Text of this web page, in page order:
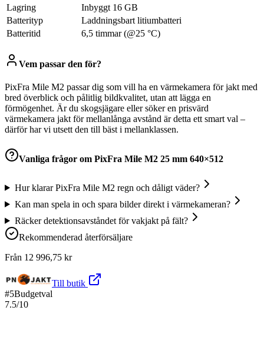
Lagring
Inbyggt 16 GB
Batterityp
Laddningsbart litiumbatteri
Batteritid
6,5 timmar (@25 °C)
Vem passar den för?
PixFra Mile M2 passar dig som vill ha en värmekamera för jakt med
bred överblick och pålitlig bildkvalitet, utan att lägga en
förmögenhet. Är du skogsjägare eller söker en prisvärd
värmekamera jakt för mellanlånga avstånd är detta ett smart val –
därför har vi utsett den till bäst i mellanklassen.
Vanliga frågor om PixFra Mile M2 25 mm 640×512
Hur klarar PixFra Mile M2 regn och dåligt väder?
Kan man spela in och spara bilder direkt i värmekameran?
Räcker detektionsavståndet för vakjakt på fält?
Rekommenderad återförsäljare
Från 12 996,75 kr
Till butik
#5Budgetval
7.5/10